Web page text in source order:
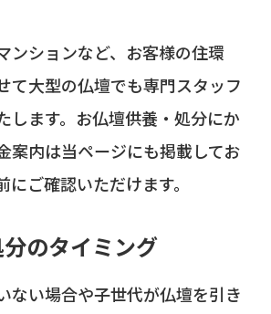
ンションなど、お客様の住環
て大型の仏壇でも専門スタッフ
します。お仏壇供養・処分にか
案内は当ページにも掲載してお
にご確認いただけます。
のタイミング
ない場合や子世代が仏壇を引き